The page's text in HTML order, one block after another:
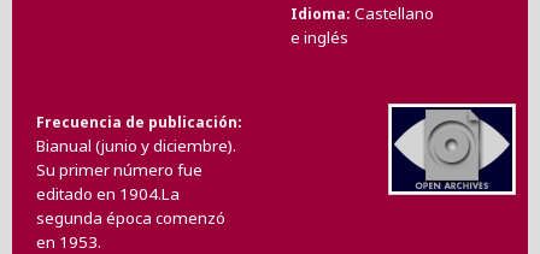
Idioma Castellano
e inglés
Frecuencia de publicación
Bianual (junio y diciembre).
Su primer número fue
editado en 1904.La
segunda época comenzó
en 1953.